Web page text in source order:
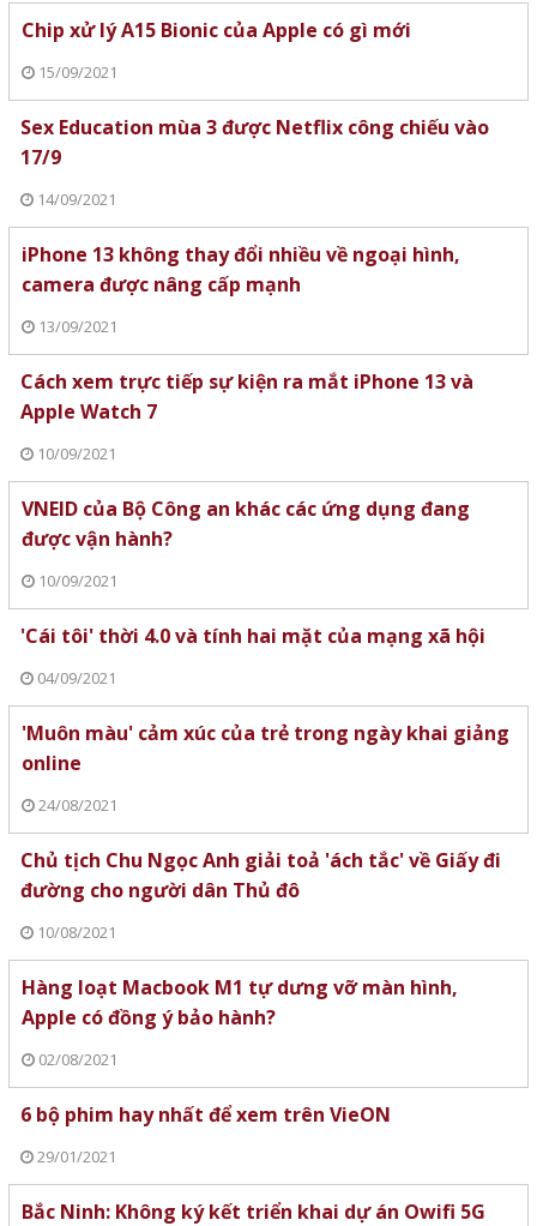
Chip xử lý A15 Bionic của Apple có gì mới
15/09/2021
Sex Education mùa 3 được Netflix công chiếu vào
17/9
14/09/2021
iPhone 13 không thay đổi nhiều về ngoại hình,
camera được nâng cấp mạnh
13/09/2021
Cách xem trực tiếp sự kiện ra mắt iPhone 13 và
Apple Watch 7
10/09/2021
VNEID của Bộ Công an khác các ứng dụng đang
được vận hành?
10/09/2021
'Cái tôi' thời 4.0 và tính hai mặt của mạng xã hội
04/09/2021
'Muôn màu' cảm xúc của trẻ trong ngày khai giảng
online
24/08/2021
Chủ tịch Chu Ngọc Anh giải toả 'ách tắc' về Giấy đi
đường cho người dân Thủ đô
10/08/2021
Hàng loạt Macbook M1 tự dưng vỡ màn hình,
Apple có đồng ý bảo hành?
02/08/2021
6 bộ phim hay nhất để xem trên VieON
29/01/2021
Bắc Ninh: Không ký kết triển khai dự án Owifi 5G